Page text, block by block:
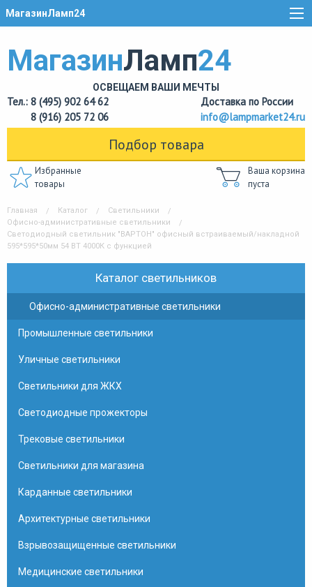
МагазинЛамп24
МагазинЛамп24
ОСВЕЩАЕМ ВАШИ МЕЧТЫ
Тел.: 8 (495) 902 64 62
8 (916) 205 72 06
Доставка по России
info@lampmarket24.ru
Подбор товара
Избранные
товары
Ваша корзина
пуста
Главная Каталог
Светильники
Офисно-административные светильники
Светодиодный светильник "ВАРТОН" офисный встраиваемый/накладной
595*595*50мм 54 ВТ 4000К с функцией
Каталог светильников
Офисно-административные светильники
Промышленные светильники
Уличные светильники
Светильники для ЖКХ
Светодиодные прожекторы
Трековые светильники
Светильники для магазина
Карданные светильники
Архитектурные светильники
Взрывозащищенные светильники
Медицинские светильники